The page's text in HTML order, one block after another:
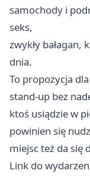
samochody i
seks,
zwykły
dnia.
To propozycja
stand-up bez
ktoś usiądzie w
powinien się
miejsc też da się
Link do